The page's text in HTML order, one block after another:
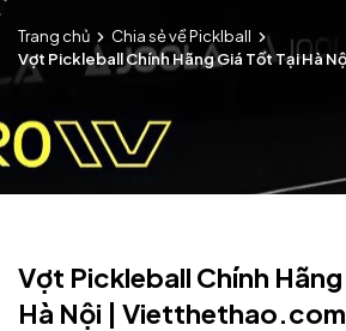
Trang chủ
Chia sẻ về Picklball
Vợt Pickleball Chính Hãng Giá Tốt Tại Hà
Vợt Pickleball Chính Hãng
Hà Nội | Vietthethao.com